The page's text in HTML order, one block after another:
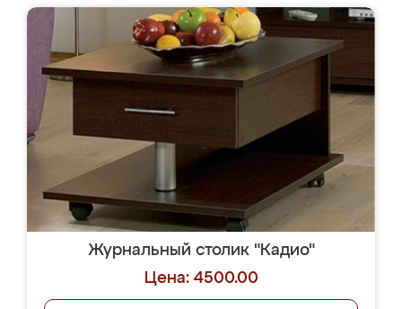
Журнальный столик "Кадио"
Цена: 4500.00